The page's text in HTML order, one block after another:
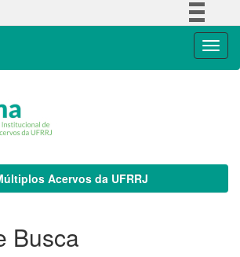
Acervos da UFRRJ
Busca